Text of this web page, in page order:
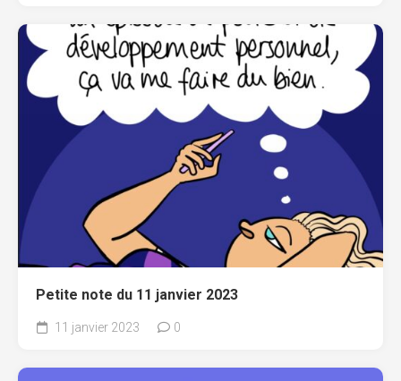
Petite note du 11 janvier 2023
11 janvier 2023 0